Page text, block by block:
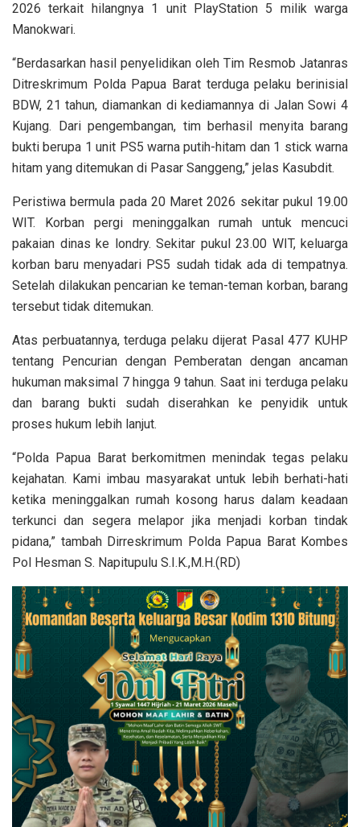
2026 terkait hilangnya 1 unit PlayStation 5 milik warga
Manokwari.
“Berdasarkan hasil penyelidikan oleh Tim Resmob Jatanras
Ditreskrimum Polda Papua Barat terduga pelaku berinisial
BDW, 21 tahun, diamankan di kediamannya di Jalan Sowi 4
Kujang. Dari pengembangan, tim berhasil menyita barang
bukti berupa 1 unit PS5 warna putih-hitam dan 1 stick warna
hitam yang ditemukan di Pasar Sanggeng,” jelas Kasubdit.
Peristiwa bermula pada 20 Maret 2026 sekitar pukul 19.00
WIT. Korban pergi meninggalkan rumah untuk mencuci
pakaian dinas ke londry. Sekitar pukul 23.00 WIT, keluarga
korban baru menyadari PS5 sudah tidak ada di tempatnya.
Setelah dilakukan pencarian ke teman-teman korban, barang
tersebut tidak ditemukan.
Atas perbuatannya, terduga pelaku dijerat Pasal 477 KUHP
tentang Pencurian dengan Pemberatan dengan ancaman
hukuman maksimal 7 hingga 9 tahun. Saat ini terduga pelaku
dan barang bukti sudah diserahkan ke penyidik untuk
proses hukum lebih lanjut.
“Polda Papua Barat berkomitmen menindak tegas pelaku
kejahatan. Kami imbau masyarakat untuk lebih berhati-hati
ketika meninggalkan rumah kosong harus dalam keadaan
terkunci dan segera melapor jika menjadi korban tindak
pidana,” tambah Dirreskrimum Polda Papua Barat Kombes
Pol Hesman S. Napitupulu S.I.K.,M.H.(RD)